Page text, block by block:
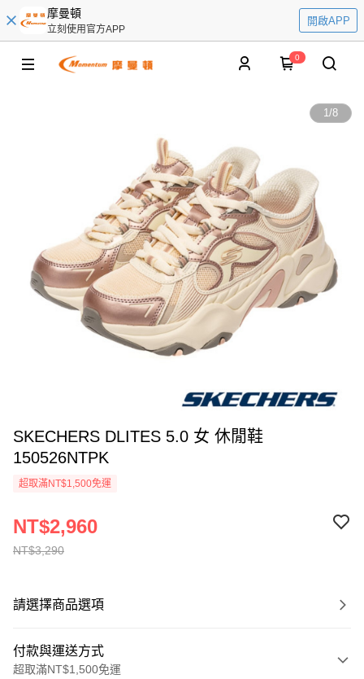
摩曼頓
立刻使用官方APP
開啟APP
0
1/8
SKECHERS DLITES 5.0 女 休閒鞋
150526NTPK
超取滿NT$1,500免運
NT$3,290
NT$2,960
請選擇商品選項
付款與運送方式
超取滿NT$1,500免運